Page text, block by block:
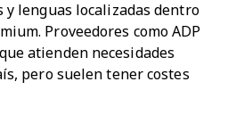
y lenguas localizadas dentro
Proveedores como ADP
atienden necesidades
pero suelen tener costes